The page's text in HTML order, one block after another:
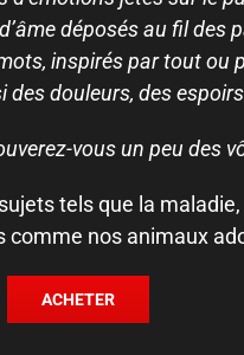
déposés au fil des
inspirés par tout ou
des douleurs, des
vous un peu des
tels que la
nos animaux
ACHETER